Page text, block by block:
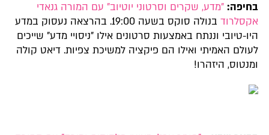
בחיפה: "מדע, שקרים וסרטוני יוטיוב" עם המורה גנאדי
אקסלרוד
בנולה סוקס בשעה 19:00. בהרצאה נעסוק במדע
היו-טיובי וננתח באמצעות סרטונים אילו "ניסויי מדע" שייכים
לעולם האמיתי ואילו הם פיקציה למשיכת צפיות. דיאט קולה
ומנטוס, היזהרו!